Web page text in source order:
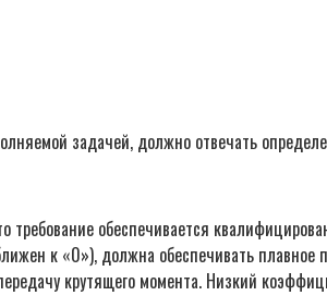
задачей, должно отвечать
требование обеспечивается
к «0»), должна обеспечивать плавное
крутящего момента. Низкий